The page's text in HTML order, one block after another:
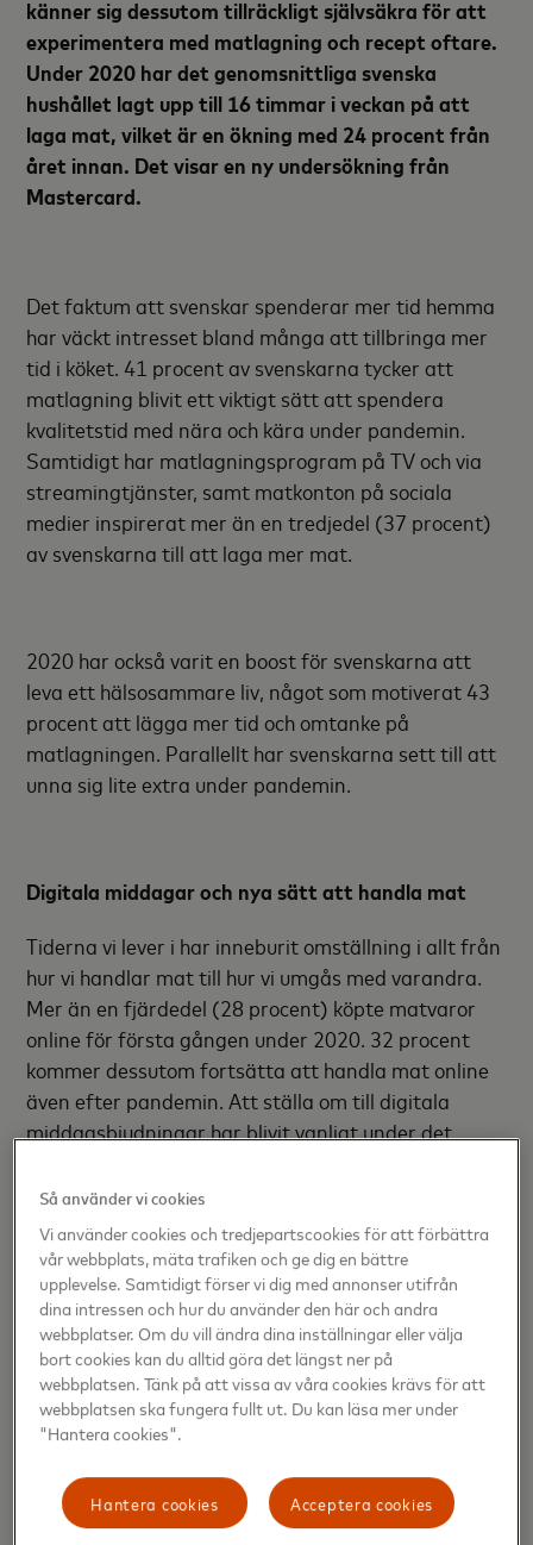
känner sig dessutom tillräckligt självsäkra för att
experimentera med matlagning och recept oftare.
Under 2020 har det genomsnittliga svenska
hushållet lagt upp till 16 timmar i veckan på att
laga mat, vilket är en ökning med 24 procent från
året innan. Det visar en ny undersökning från
Mastercard.
Det faktum att svenskar spenderar mer tid hemma
har väckt intresset bland många att tillbringa mer
tid i köket. 41 procent av svenskarna tycker att
matlagning blivit ett viktigt sätt att spendera
kvalitetstid med nära och kära under pandemin.
Samtidigt har matlagningsprogram på TV och via
streamingtjänster, samt matkonton på sociala
medier inspirerat mer än en tredjedel (37 procent)
av svenskarna till att laga mer mat.
2020 har också varit en boost för svenskarna att
leva ett hälsosammare liv, något som motiverat 43
procent att lägga mer tid och omtanke på
matlagningen. Parallellt har svenskarna sett till att
unna sig lite extra under pandemin.
Digitala middagar och nya sätt att handla mat
Tiderna vi lever i har inneburit omställning i allt från
hur vi handlar mat till hur vi umgås med varandra.
Mer än en fjärdedel (28 procent) köpte matvaror
online för första gången under 2020. 32 procent
kommer dessutom fortsätta att handla mat online
även efter pandemin. Att ställa om till digitala
middagsbjudningar har blivit vanligt under det
längtar till bättre tider där det går att samla familj
och vänner på fysiska middagar.
”Det har varit ett utmanande år för många av oss.
Därför är det glädjande att samtidigt se positiva
trender växa fram, som det ökade intresset för
matlagning, både i Sverige och över hela Europa.
närmare varandra trots all social distansering, och
något att se fram emot som skänker glädje i dessa
Så använder vi cookies
Vi använder cookies och tredjepartscookies för att förbättra
vår webbplats, mäta trafiken och ge dig en bättre
upplevelse. Samtidigt förser vi dig med annonser utifrån
dina intressen och hur du använder den här och andra
webbplatser. Om du vill ändra dina inställningar eller välja
bort cookies kan du alltid göra det längst ner på
webbplatsen. Tänk på att vissa av våra cookies krävs för att
webbplatsen ska fungera fullt ut. Du kan läsa mer under
"Hantera cookies".
Acceptera cookies
Hantera cookies